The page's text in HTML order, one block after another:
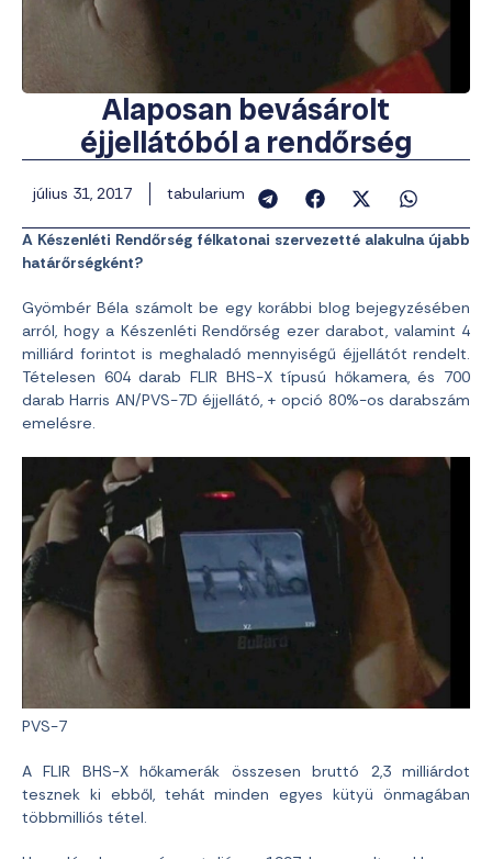
Alaposan bevásárolt
éjjellátóból a rendőrség
július 31, 2017 tabularium
A Készenléti Rendőrség félkatonai szervezetté alakulna újabb
határőrségként?
Gyömbér Béla számolt be egy korábbi blog bejegyzésében
arról, hogy a Készenléti Rendőrség ezer darabot, valamint 4
milliárd forintot is meghaladó mennyiségű éjjellátót rendelt.
Tételesen 604 darab FLIR BHS-X típusú hőkamera, és 700
darab Harris AN/PVS-7D éjjellátó, + opció 80%-os darabszám
emelésre.
PVS-7
A FLIR BHS-X hőkamerák összesen bruttó 2,3 milliárdot
tesznek ki ebből, tehát minden egyes kütyü önmagában
többmilliós tétel.